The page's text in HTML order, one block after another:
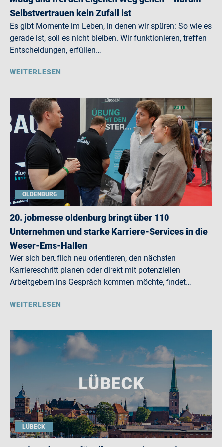
Selbstvertrauen kein Zufall ist
Es gibt Momente im Leben, in denen wir spüren: So wie es
gerade ist, soll es nicht bleiben. Wir funktionieren, treffen
Entscheidungen, erfüllen…
WEITERLESEN
OLDENBURG
20. jobmesse oldenburg bringt über 110
Unternehmen und starke Karriere-Services in die
Weser-Ems-Hallen
Wer sich beruflich neu orientieren, den nächsten
Karriereschritt planen oder direkt mit potenziellen
Arbeitgebern ins Gespräch kommen möchte, findet…
WEITERLESEN
LÜBECK